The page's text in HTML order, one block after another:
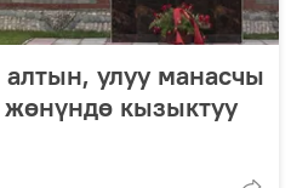
улуу манасчы
кызыктуу